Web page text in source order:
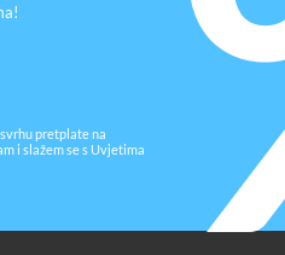
pretplate na
i slažem se s Uvjetima